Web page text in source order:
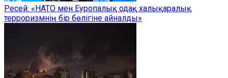
Ресей: «НАТО мен Еуропалық одақ халықаралық
терроризмнің бір бөлігіне айналды»